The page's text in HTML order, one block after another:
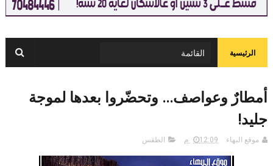
الرئيسية
أمطارٌ وعواصف... وتحضّروا بعدها لموجة
جليد!
موقع البهاء 12:09 م الطقس